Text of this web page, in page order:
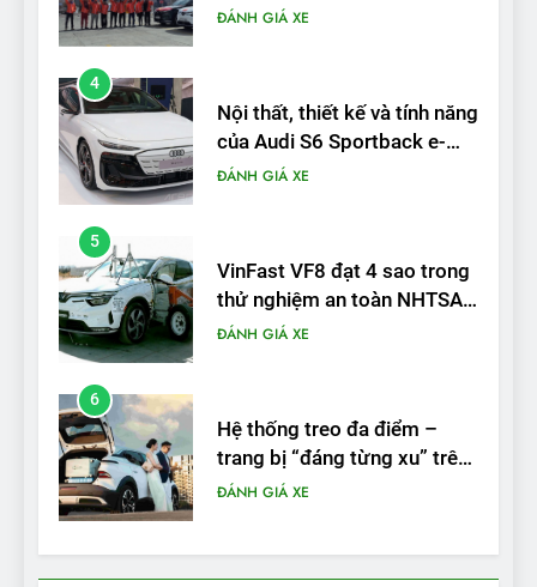
điện Việt Nam đầu tiên lăn
ĐÁNH GIÁ XE
4
Nội thất, thiết kế và tính năng
của Audi S6 Sportback e-
tron
ĐÁNH GIÁ XE
5
VinFast VF8 đạt 4 sao trong
thử nghiệm an toàn NHTSA
tại Mỹ
ĐÁNH GIÁ XE
6
Hệ thống treo đa điểm –
trang bị “đáng từng xu” trên
VinFast VF 6
ĐÁNH GIÁ XE
7